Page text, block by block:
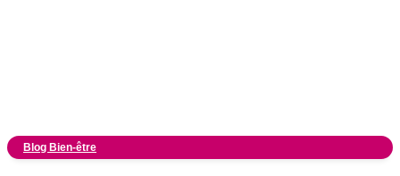
Blog Bien-être